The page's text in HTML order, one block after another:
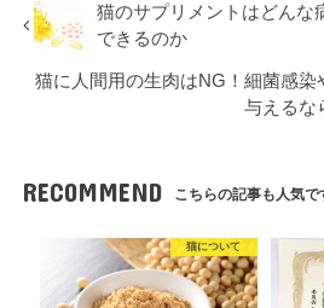
猫のサプリメントはどんな
できるのか
猫に人間用の生肉はNG！細菌感染
与えるな
RECOMMEND こちらの記事も人気で
猫について